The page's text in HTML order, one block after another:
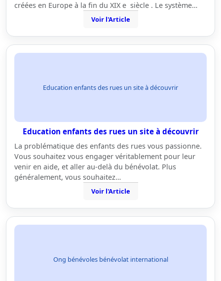
créées en Europe à la fin du XIX e siècle . Le système…
Voir l'Article
Education enfants des rues un site à découvrir
Education enfants des rues un site à découvrir
La problématique des enfants des rues vous passionne.
Vous souhaitez vous engager véritablement pour leur
venir en aide, et aller au-delà du bénévolat. Plus
généralement, vous souhaitez…
Voir l'Article
Ong bénévoles bénévolat international